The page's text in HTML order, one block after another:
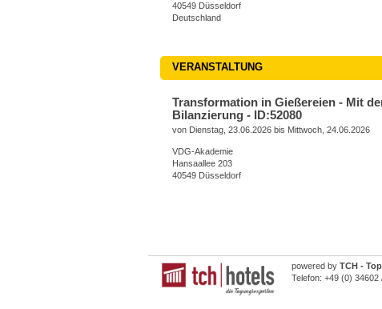
40549 Düsseldorf
Deutschland
VERANSTALTUNG
Transformation in Gießereien - Mit
Bilanzierung - ID:52080
von Dienstag, 23.06.2026 bis Mittwoch, 24.06.2026
VDG-Akademie
Hansaallee 203
40549 Düsseldorf
powered by TCH -
Telefon: +49 (0) 34602